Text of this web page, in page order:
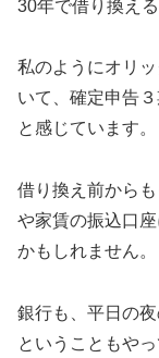
30年で借り換え
私のようにオリ
いて、確定申告
と感じています。
借り換え前から
や家賃の振込口
かもしれません。
銀行も、平日の
ということもやっ